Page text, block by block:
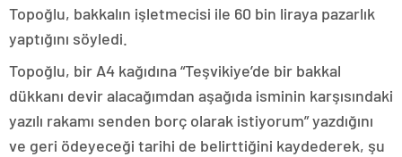
Topoğlu, bakkalın işletmecisi ile 60 bin liraya pazarlık
yaptığını söyledi.
Topoğlu, bir A4 kağıdına “Teşvikiye’de bir bakkal
dükkanı devir alacağımdan aşağıda isminin karşısındaki
yazılı rakamı senden borç olarak istiyorum” yazdığını
ve geri ödeyeceği tarihi de belirttiğini kaydederek, şu